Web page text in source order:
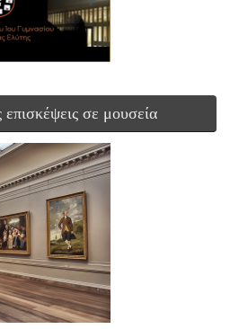
επισκέψεις σε μουσεία